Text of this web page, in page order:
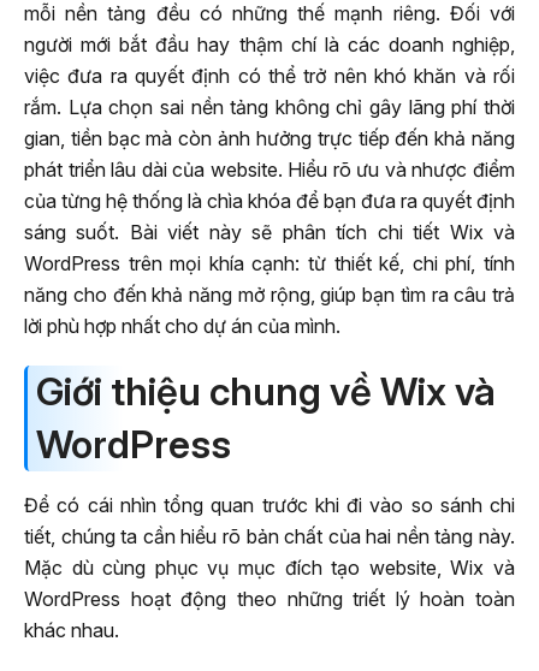
mỗi nền tảng đều có những thế mạnh riêng. Đối với
người mới bắt đầu hay thậm chí là các doanh nghiệp,
việc đưa ra quyết định có thể trở nên khó khăn và rối
rắm. Lựa chọn sai nền tảng không chỉ gây lãng phí thời
gian, tiền bạc mà còn ảnh hưởng trực tiếp đến khả năng
phát triển lâu dài của website. Hiểu rõ ưu và nhược điểm
của từng hệ thống là chìa khóa để bạn đưa ra quyết định
sáng suốt. Bài viết này sẽ phân tích chi tiết Wix và
WordPress trên mọi khía cạnh: từ thiết kế, chi phí, tính
năng cho đến khả năng mở rộng, giúp bạn tìm ra câu trả
lời phù hợp nhất cho dự án của mình.
Giới thiệu chung về Wix và
WordPress
Để có cái nhìn tổng quan trước khi đi vào so sánh chi
tiết, chúng ta cần hiểu rõ bản chất của hai nền tảng này.
Mặc dù cùng phục vụ mục đích tạo website, Wix và
WordPress hoạt động theo những triết lý hoàn toàn
khác nhau.